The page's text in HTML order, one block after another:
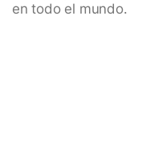
en todo el mundo.